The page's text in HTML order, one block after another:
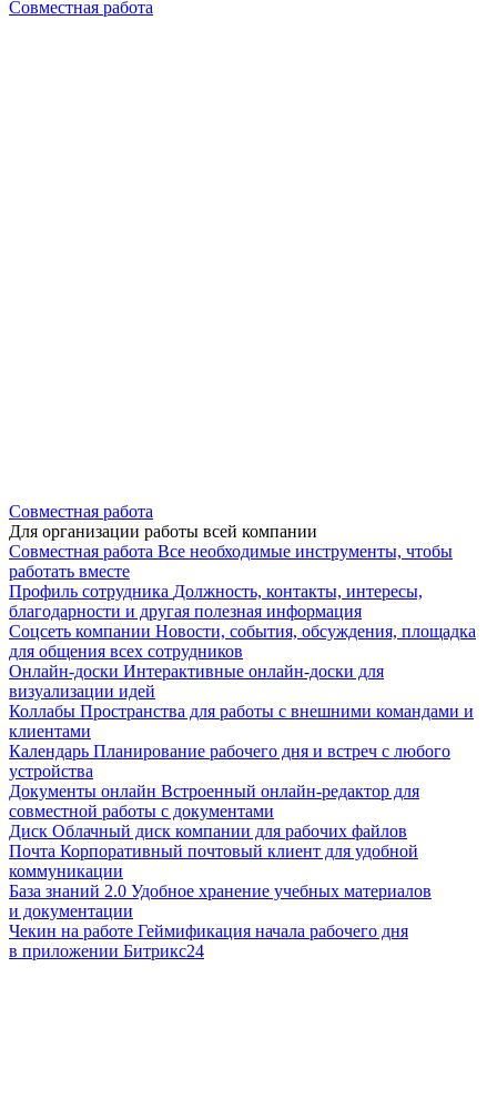
Совместная работа
Совместная работа
Для организации работы всей компании
Совместная работа Все необходимые инструменты, чтобы
работать вместе
Профиль сотрудника Должность, контакты, интересы,
благодарности и другая полезная информация
Соцсеть компании Новости, события, обсуждения, площадка
для общения всех сотрудников
Онлайн-доски Интерактивные онлайн-доски для
визуализации идей
Коллабы Пространства для работы с внешними командами и
клиентами
Календарь Планирование рабочего дня и встреч с любого
устройства
Документы онлайн Встроенный онлайн-редактор для
совместной работы с документами
Диск Облачный диск компании для рабочих файлов
Почта Корпоративный почтовый клиент для удобной
коммуникации
База знаний 2.0 Удобное хранение учебных материалов
и документации
Чекин на работе Геймификация начала рабочего дня
в приложении Битрикс24